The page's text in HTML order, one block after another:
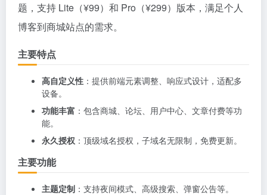
题，支持 Lite（¥99）和 Pro（¥299）版本，满足个人
博客到商城站点的需求。
主要特点
高自定义性 ：提供前端元素调整、响应式设计，适配多
设备。
功能丰富 ：包含商城、论坛、用户中心、文章付费等功
能。
永久授权 ：顶级域名授权，子域名无限制，免费更新。
主要功能
主题定制 ：支持夜间模式、高级搜索、弹窗公告等。